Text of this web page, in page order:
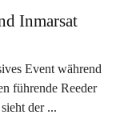
Inmarsat
Event während
führende Reeder
der ...